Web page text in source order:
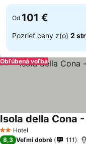
Od 101 €
Pozrieť ceny z(o) 2
Obľúbená voľba
2 Počet hviezdičiek
Hotel
8,3 Veľmi dobré 111